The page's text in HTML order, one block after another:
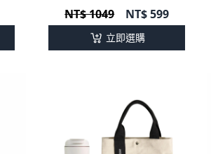
NT$ 1049 NT$599
立即選購